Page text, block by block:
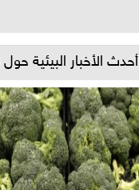
أحدث الأخبار البيئية حول